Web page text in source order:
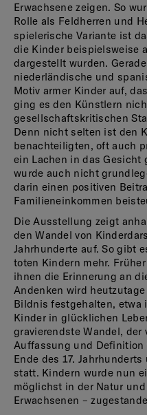
Erwachsene zeigen. So
Rolle als Feldherren und
spielerische Variante ist
die Kinder beispielsweise
dargestellt wurden.
niederländische und
Motiv armer Kinder auf,
ging es den Künstlern
gesellschaftskritischen
Denn nicht selten ist den
benachteiligten, oft auch
ein Lachen in das Gesicht
wurde auch nicht
darin einen positiven
Familieneinkommen
Die Ausstellung zeigt
den Wandel von
Jahrhunderte auf. So gibt
toten Kindern mehr.
ihnen die Erinnerung an
Andenken wird
Bildnis festgehalten, etwa
Kinder in glücklichen
gravierendste Wandel, der
Auffassung und Definition
Ende des 17.
statt. Kindern wurde nun
möglichst in der Natur
Erwachsenen –